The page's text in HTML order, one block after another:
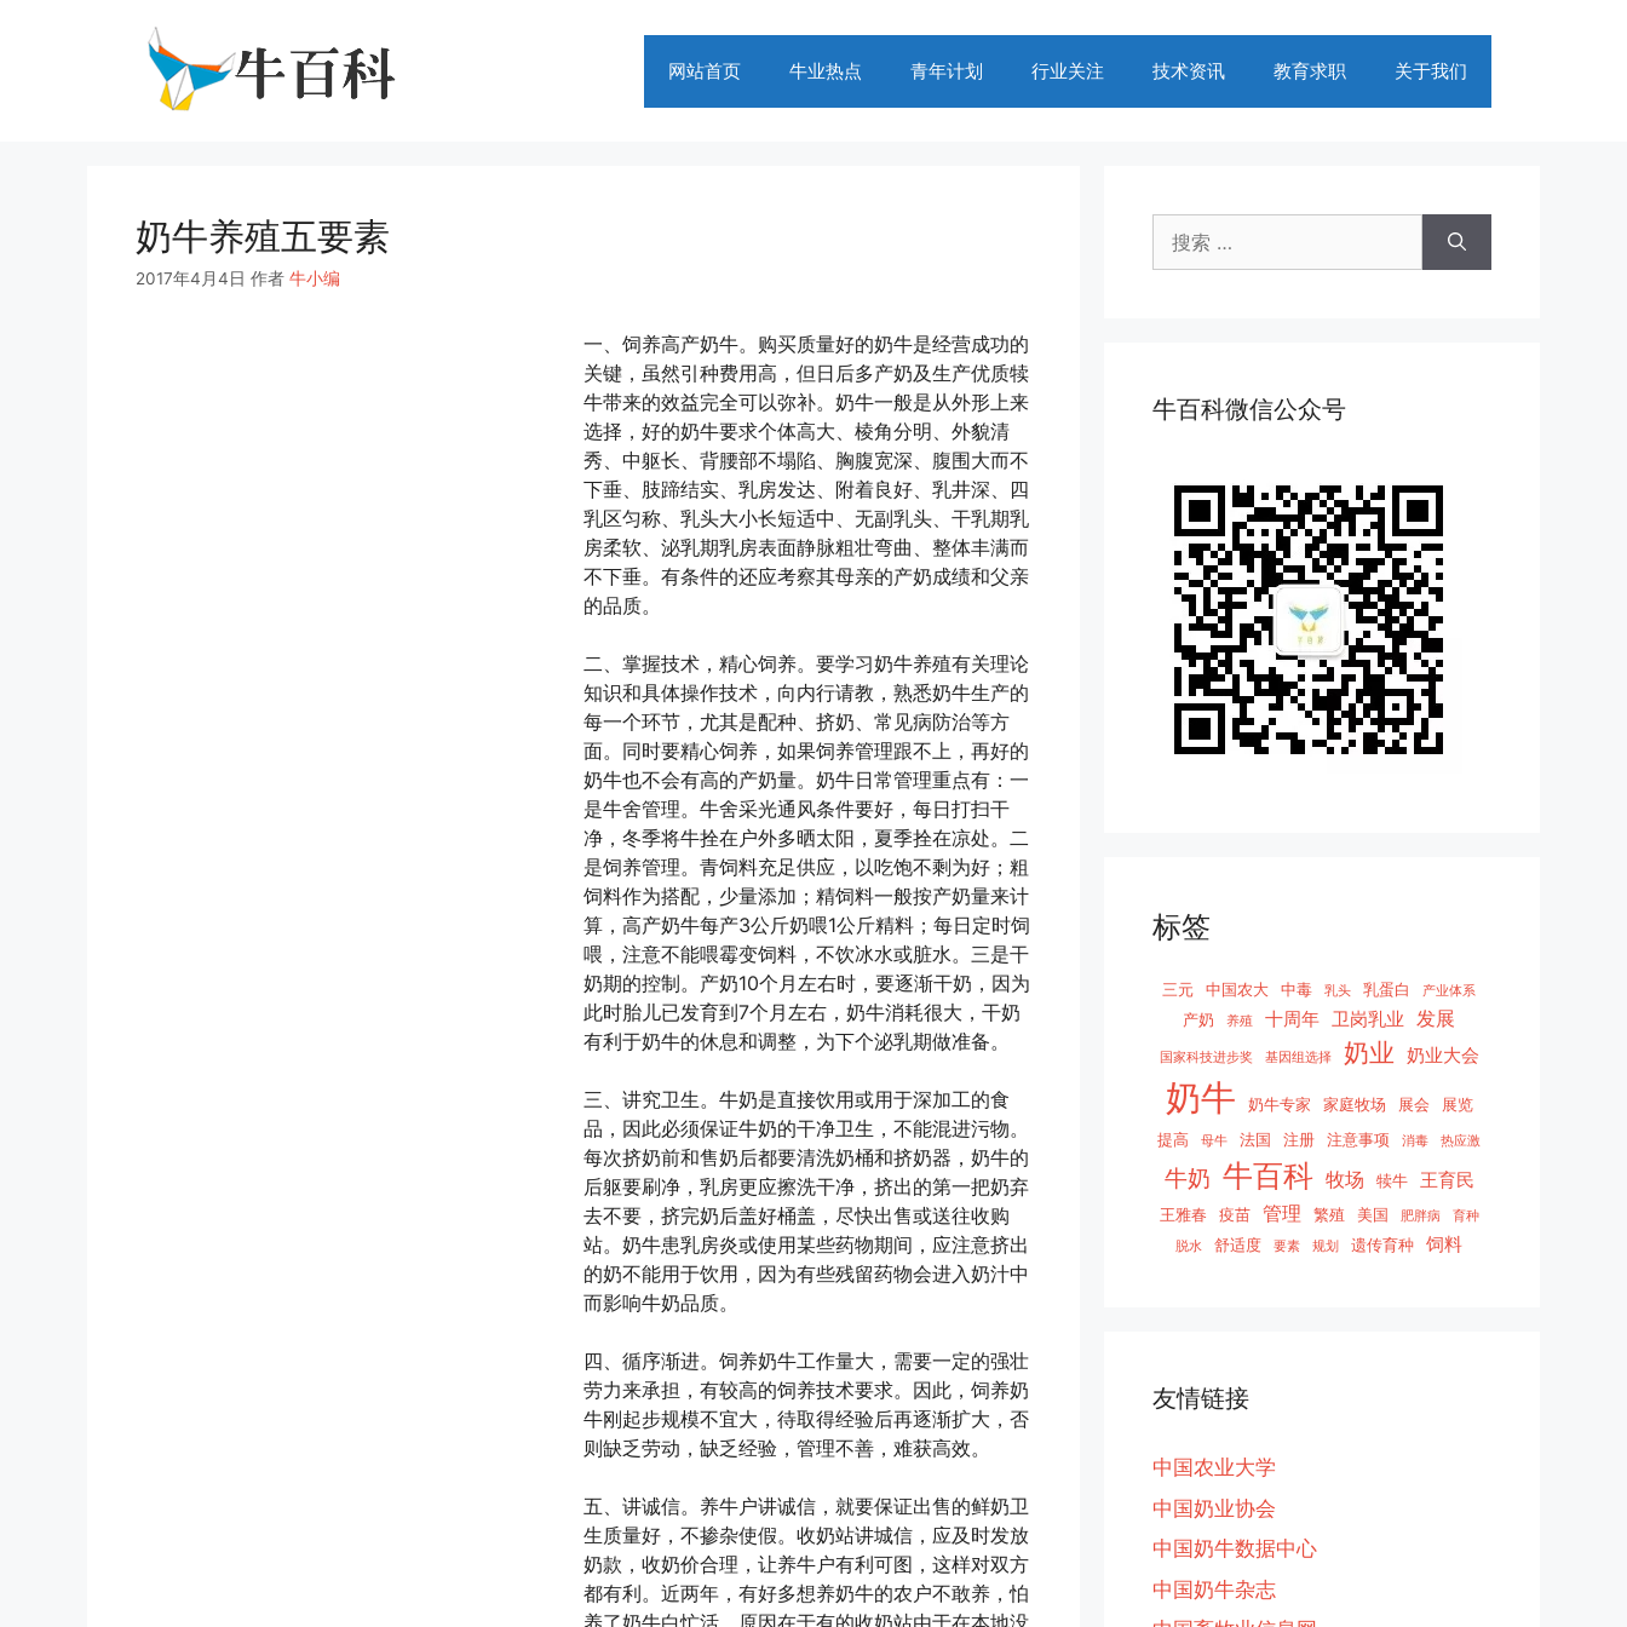
网站首页 牛业热点 青年计划 行业关注 技术资讯 教育求职 关于我们
奶牛养殖五要素
2017年4月4日 作者 牛小编
一、饲养高产奶牛。购买质量好的奶牛是经营成功的
关键，虽然引种费用高，但日后多产奶及生产优质犊
牛带来的效益完全可以弥补。奶牛一般是从外形上来
选择，好的奶牛要求个体高大、棱角分明、外貌清
秀、中躯长、背腰部不塌陷、胸腹宽深、腹围大而不
下垂、肢蹄结实、乳房发达、附着良好、乳井深、四
乳区匀称、乳头大小长短适中、无副乳头、干乳期乳
房柔软、泌乳期乳房表面静脉粗壮弯曲、整体丰满而
不下垂。有条件的还应考察其母亲的产奶成绩和父亲
的品质。
二、掌握技术，精心饲养。要学习奶牛养殖有关理论
知识和具体操作技术，向内行请教，熟悉奶牛生产的
每一个环节，尤其是配种、挤奶、常见病防治等方
面。同时要精心饲养，如果饲养管理跟不上，再好的
奶牛也不会有高的产奶量。奶牛日常管理重点有：一
是牛舍管理。牛舍采光通风条件要好，每日打扫干
净，冬季将牛拴在户外多晒太阳，夏季拴在凉处。二
是饲养管理。青饲料充足供应，以吃饱不剩为好；粗
饲料作为搭配，少量添加；精饲料一般按产奶量来计
算，高产奶牛每产3公斤奶喂1公斤精料；每日定时饲
喂，注意不能喂霉变饲料，不饮冰水或脏水。三是干
奶期的控制。产奶10个月左右时，要逐渐干奶，因为
此时胎儿已发育到7个月左右，奶牛消耗很大，干奶
有利于奶牛的休息和调整，为下个泌乳期做准备。
三、讲究卫生。牛奶是直接饮用或用于深加工的食
品，因此必须保证牛奶的干净卫生，不能混进污物。
每次挤奶前和售奶后都要清洗奶桶和挤奶器，奶牛的
后躯要刷净，乳房更应擦洗干净，挤出的第一把奶弃
去不要，挤完奶后盖好桶盖，尽快出售或送往收购
站。奶牛患乳房炎或使用某些药物期间，应注意挤出
的奶不能用于饮用，因为有些残留药物会进入奶汁中
而影响牛奶品质。
四、循序渐进。饲养奶牛工作量大，需要一定的强壮
劳力来承担，有较高的饲养技术要求。因此，饲养奶
牛刚起步规模不宜大，待取得经验后再逐渐扩大，否
则缺乏劳动，缺乏经验，管理不善，难获高效。
五、讲诚信。养牛户讲诚信，就要保证出售的鲜奶卫
生质量好，不掺杂使假。收奶站讲城信，应及时发放
奶款，收奶价合理，让养牛户有利可图，这样对双方
都有利。近两年，有好多想养奶牛的农户不敢养，怕
养了奶牛白忙活，原因在于有的收奶站由于在本地没
索：
牛百科微信公众号
标签
三元 中国农大 中毒 乳头 乳蛋白 产业体系
产奶 养殖 十周年 卫岗乳业 发展
国家科技进步奖 基因组选择 奶业 奶业大会
奶牛 奶牛专家 家庭牧场 展会
展览
提高
母牛 法国 注册 注意事项 消毒 热应激
牛奶 牛百科 牧场 犊牛 王育民
王雅春 疫苗 管理 繁殖 美国 肥胖病
育种
脱水
舒适度 要素 规划 遗传育种 饲料
友情链接
中国农业大学
中国奶业协会
中国奶牛数据中心
中国奶牛杂志